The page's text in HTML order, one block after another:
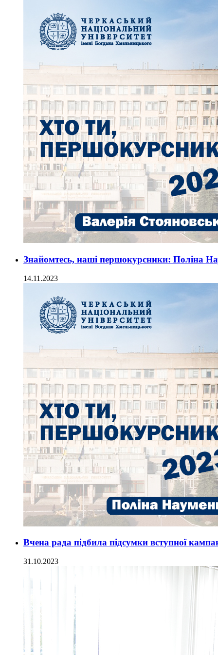
Знайомтесь, наші першокурсники: Поліна
14.11.2023
Вчена рада підбила підсумки вступної
31.10.2023